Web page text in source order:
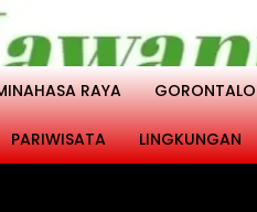
RAYA GORONTALO
PARIWISATA LINGKUNGAN